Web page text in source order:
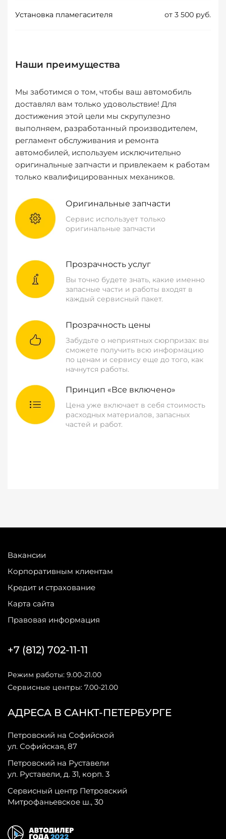
Установка пламегасителя от 3 500 руб.
Наши преимущества
Мы заботимся о том, чтобы ваш автомобиль
доставлял вам только удовольствие! Для
достижения этой цели мы скрупулезно
выполняем, разработанный производителем,
регламент обслуживания и ремонта
автомобилей, используем исключительно
оригинальные запчасти и привлекаем к работам
только квалифицированных механиков.
Оригинальные запчасти
Сервис использует только
оригинальные запчасти
Прозрачность услуг
Вы точно будете знать, какие именно
запасные части и работы входят в
каждый сервисный пакет.
Прозрачность цены
Забудьте о неприятных сюрпризах: вы
сможете получить всю информацию
по ценам и сервису еще до того, как
начнутся работы.
Принцип «Все включено»
Цена уже включает в себя стоимость
расходных материалов, запасных
частей и работ.
Вакансии
Корпоративным клиентам
Кредит и страхование
Карта сайта
Правовая информация
АДРЕСА В САНКТ-ПЕТЕРБУРГЕ
Петровский на Софийской
ул. Софийская, 87
Петровский на Руставели
ул. Руставели, д. 31, корп. 3
Сервисный центр Петровский
Митрофаньевское ш., 30
+7 (812) 702-11-11
Режим работы: 9.00-21.00
Сервисные центры: 7.00-21.00